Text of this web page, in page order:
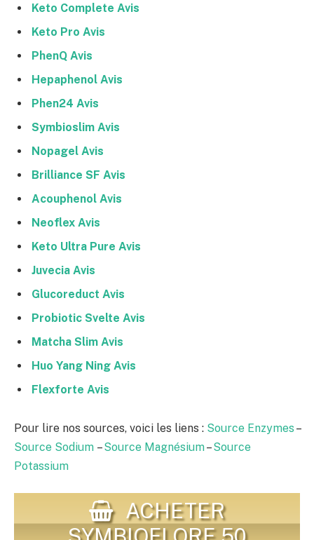
Keto Complete Avis
Keto Pro Avis
PhenQ Avis
Hepaphenol Avis
Phen24 Avis
Symbioslim Avis
Nopagel Avis
Brilliance SF Avis
Acouphenol Avis
Neoflex Avis
Keto Ultra Pure Avis
Juvecia Avis
Glucoreduct Avis
Probiotic Svelte Avis
Matcha Slim Avis
Huo Yang Ning Avis
Flexforte Avis
Pour lire nos sources, voici les liens : Source Enzymes –
Source Sodium –Source Magnésium–Source
Potassium
ACHETER